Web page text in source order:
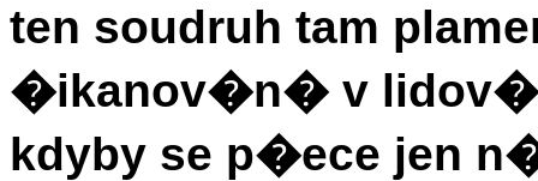
ten soudruh tam
�ikanov�n� v lidov�
kdyby se p�ece jen